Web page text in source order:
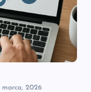
marca, 2026